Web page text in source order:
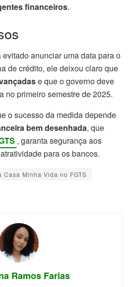
financeiros.
anunciar uma data para o
de crédito, ele deixou claro que
e que o governo deve
no primeiro semestre de 2025.
o sucesso da medida depende
bem desenhada, que
, garanta segurança aos
para os bancos.
Casa Minha Vida no FGTS
Ramos Farias